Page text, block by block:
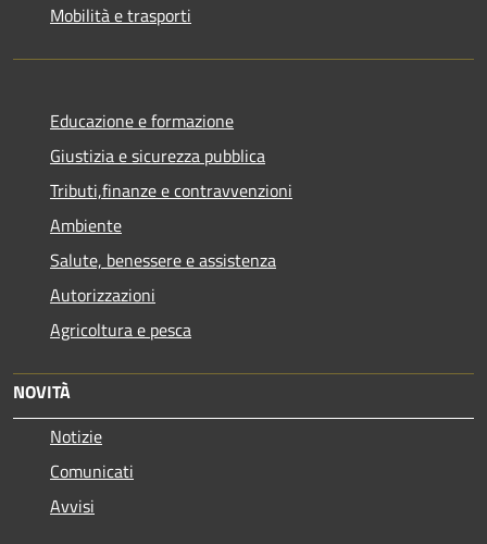
Mobilità e trasporti
Educazione e formazione
Giustizia e sicurezza pubblica
Tributi,finanze e contravvenzioni
Ambiente
Salute, benessere e assistenza
Autorizzazioni
Agricoltura e pesca
NOVITÀ
Notizie
Comunicati
Avvisi